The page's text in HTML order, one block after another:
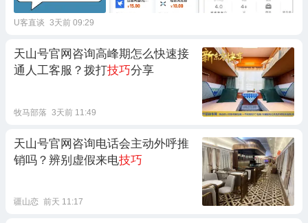
U客直谈 3天前 09:29
天山号官网咨询高峰期怎么快速接
通人工客服？拨打技巧分享
牧马部落 3天前 11:49
天山号官网咨询电话会主动外呼推
销吗？辨别虚假来电技巧
疆山恋 前天 11:17